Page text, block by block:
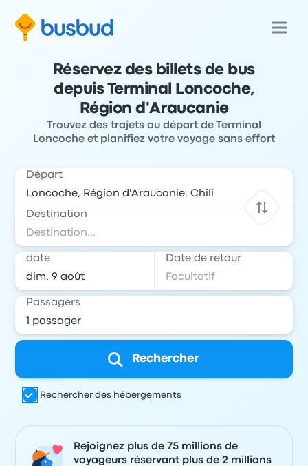
Réservez des billets de bus
depuis Terminal Loncoche,
Région d'Araucanie
Trouvez des trajets au départ de Terminal
Loncoche et planifiez votre voyage sans effort
Départ
Destination
date Date de retour
Passagers
Rechercher
Rechercher des hébergements
Rejoignez plus de 75 millions de
voyageurs réservant plus de 2 millions